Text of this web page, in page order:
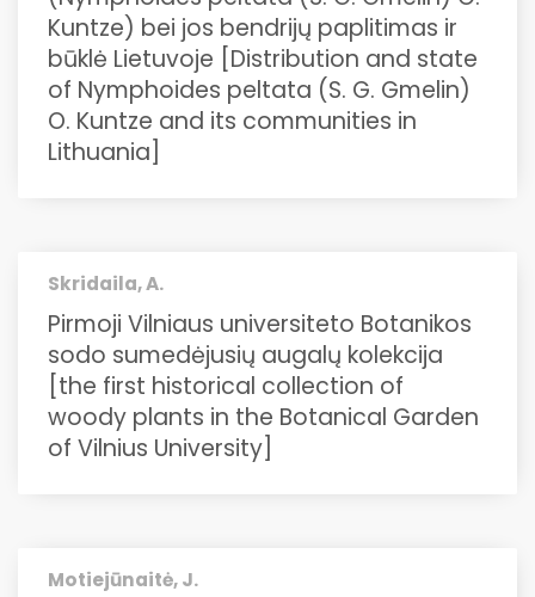
Kuntze) bei jos bendrijų paplitimas ir
būklė Lietuvoje [Distribution and state
of Nymphoides peltata (S. G. Gmelin)
O. Kuntze and its communities in
Lithuania]
Skridaila, A.
Pirmoji Vilniaus universiteto Botanikos
sodo sumedėjusių augalų kolekcija
[the first historical collection of
woody plants in the Botanical Garden
of Vilnius University]
Motiejūnaitė, J.